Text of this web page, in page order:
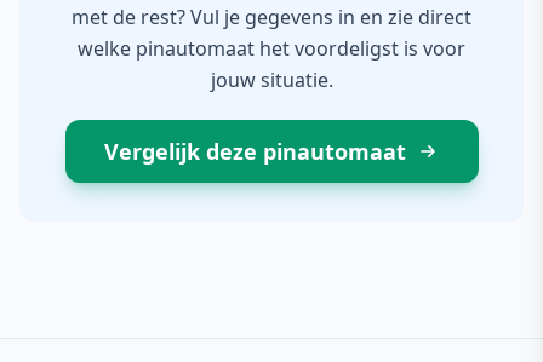
met de rest? Vul je gegevens in en zie direct
welke pinautomaat het voordeligst is voor
jouw situatie.
Vergelijk deze pinautomaat